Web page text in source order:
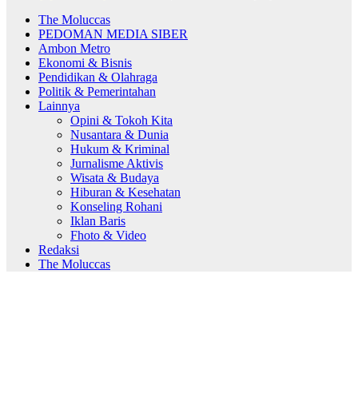
The Moluccas
PEDOMAN MEDIA SIBER
Ambon Metro
Ekonomi & Bisnis
Pendidikan & Olahraga
Politik & Pemerintahan
Lainnya
Opini & Tokoh Kita
Nusantara & Dunia
Hukum & Kriminal
Jurnalisme Aktivis
Wisata & Budaya
Hiburan & Kesehatan
Konseling Rohani
Iklan Baris
Fhoto & Video
Redaksi
The Moluccas